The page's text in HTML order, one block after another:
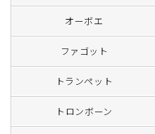
オーボエ
ファゴット
トランペット
トロンボーン